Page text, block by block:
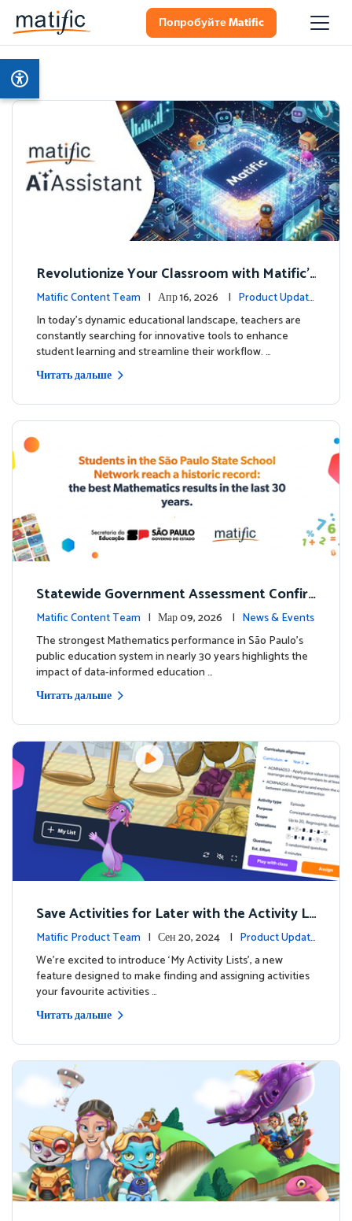
Попробуйте Matific
Revolutionize Your Classroom with Matific's
AI-Powered Teacher Assistant
Matific Content Team | Апр 16, 2026 | Product Update
sIn today's dynamic educational landscape, teachers are
constantly searching for innovative tools to enhance
student learning and streamline their workflow. …
Читать дальше
Statewide Government Assessment Confir
ms: Greater Matific Usage Linked to Higher
Math Achievement
Matific Content Team | Мар 09, 2026 | News & Events
The strongest Mathematics performance in São Paulo’s
public education system in nearly 30 years highlights the
impact of data-informed education …
Читать дальше
Save Activities for Later with the Activity Li
sts Feature
Matific Product Team | Сен 20, 2024 | Product Updat
es
We're excited to introduce ‘My Activity Lists’, a new
feature designed to make finding and assigning activities
your favourite activities …
Читать дальше